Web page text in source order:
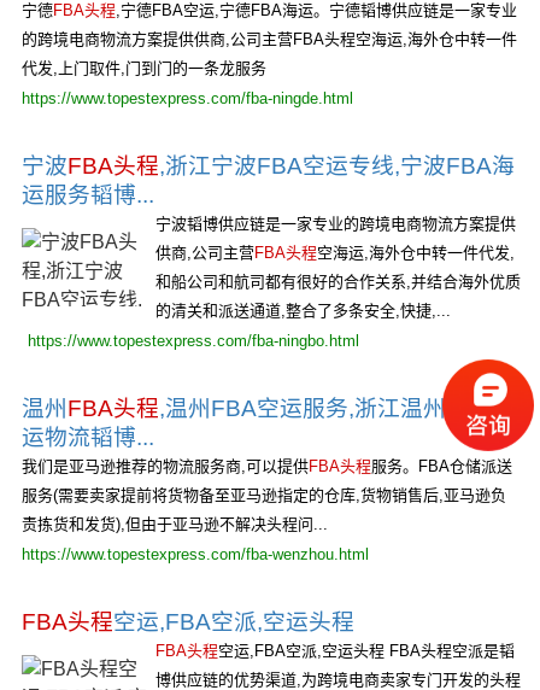
宁德FBA头程,宁德FBA空运,宁德FBA海运。宁德韬博供应链是一家专业
的跨境电商物流方案提供供商,公司主营FBA头程空海运,海外仓中转一件
代发,上门取件,门到门的一条龙服务
https://www.topestexpress.com/fba-ningde.html
宁波FBA头程,浙江宁波FBA空运专线,宁波FBA海
运服务韬博...
宁波韬博供应链是一家专业的跨境电商物流方案提供
供商,公司主营FBA头程空海运,海外仓中转一件代发,
和船公司和航司都有很好的合作关系,并结合海外优质
的清关和派送通道,整合了多条安全,快捷,...
https://www.topestexpress.com/fba-ningbo.html
温州 FBA头程,温州FBA空运服务,浙江温州FBA海
运物流韬博...
我们是亚马逊推荐的物流服务商,可以提供FBA头程服务。FBA仓储派送
服务(需要卖家提前将货物备至亚马逊指定的仓库,货物销售后,亚马逊负
责拣货和发货),但由于亚马逊不解决头程问...
https://www.topestexpress.com/fba-wenzhou.html
FBA头程空运,FBA空派,空运头程
FBA头程空运,FBA空派,空运头程 FBA头程空派是韬
博供应链的优势渠道,为跨境电商卖家专门开发的头程